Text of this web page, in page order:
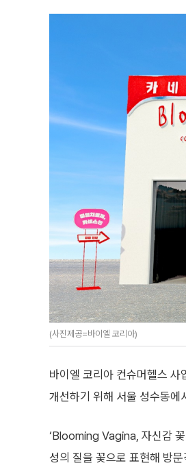
(사진제공=바이엘 코리아)
바이엘 코리아 컨슈머헬스
개선하기 위해 서울 성수동에
‘Blooming Vagina, 자신감
성의 질을 꽃으로 표현해 방